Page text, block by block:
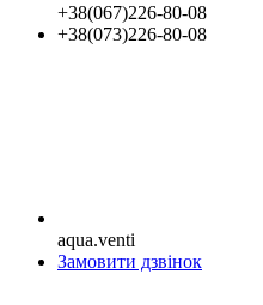
+38(067)226-80-08
+38(073)226-80-08
aqua.venti
Замовити дзвінок